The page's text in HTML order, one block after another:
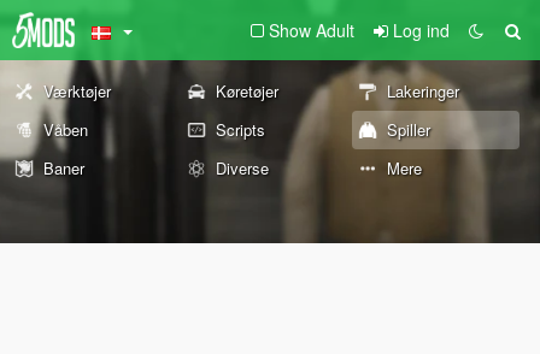
Show Adult Log ind
Værktøjer Køretøjer
Lakeringer
Våben
Scripts
Spiller
Baner
Diverse Mere